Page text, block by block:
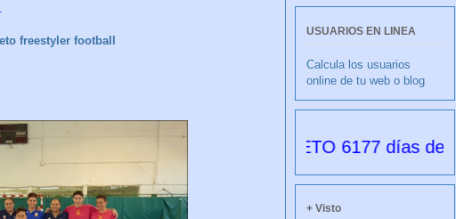
freestyler football
USUARIOS EN LINEA
Calcula los usuarios
online de tu web o blog
por FRANCISCO NIETO 6177 días desde su
+ Visto